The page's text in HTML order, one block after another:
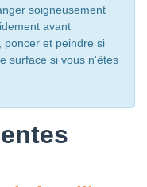
soigneusement
avant
poncer et peindre si
surface si vous n'êtes